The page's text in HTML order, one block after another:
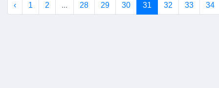
‹ 1 2 ... 28 29 30 31 32 33 34